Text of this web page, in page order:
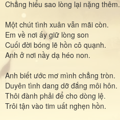
Chẳng hiểu sao lòng lại nặng thêm.
Một chút tình xuân vẫn mãi còn.
Em về nơi ấy giữ lòng son
Cuối đời bóng lẽ hồn cô quạnh.
Anh ở nơi nầy dạ héo non.
Anh biết ước mơ mình chẳng tròn.
Duyên tình dang dỡ đắng môi hôn.
Thôi đành phải để cho dòng lệ.
Trôi tận vào tim uất nghẹn hồn.